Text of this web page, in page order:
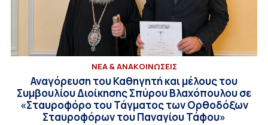
ΝΕΑ & ΑΝΑΚΟΙΝΩΣΕΙΣ
Αναγόρευση του Καθηγητή και μέλους του
Συμβουλίου Διοίκησης Σπύρου Βλαχόπουλου σε
«Σταυροφόρο του Τάγματος των Ορθοδόξων
Σταυροφόρων του Παναγίου Τάφου»